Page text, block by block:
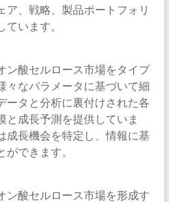
ア、戦略、製品ポートフォリ
います。
ン酸セルロース市場をタイプ
々なパラメータに基づいて細
ータと分析に裏付けされた各
と成長予測を提供していま
成長機会を特定し、情報に基
できます。
ン酸セルロース市場を形成す